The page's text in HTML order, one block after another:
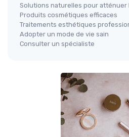
Solutions naturelles pour atténuer
Produits cosmétiques efficaces
Traitements esthétiques
Adopter un mode de vie sain
Consulter un spécialiste